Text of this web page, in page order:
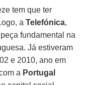
tem que ter
aTelefónica,
fundamental na
Já estiveram
e 2010, ano em
a Portugal